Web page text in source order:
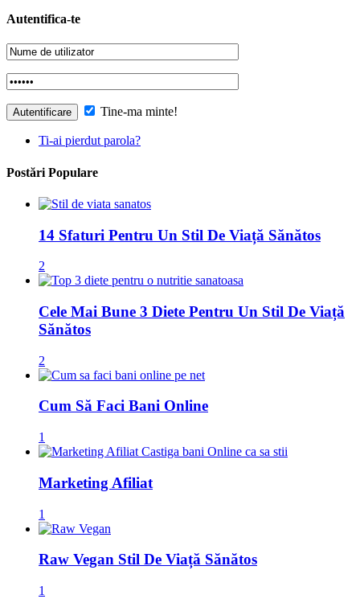
Autentifica-te
Tine-ma minte!
Ti-ai pierdut parola?
Postări Populare
14 Sfaturi Pentru Un Stil De Viață Sănătos
2
Cele Mai Bune 3 Diete Pentru Un Stil De Viață
Sănătos
2
Cum Să Faci Bani Online
1
Marketing Afiliat
1
Raw Vegan Stil De Viață Sănătos
1